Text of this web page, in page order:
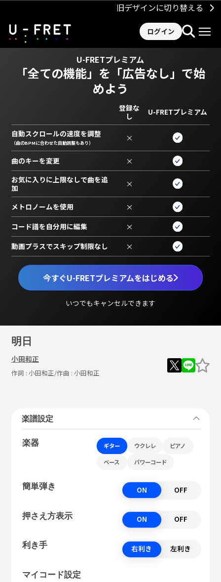
旧デザインに切り替える
ログイン
U-FRETプレミアム
「全ての機能」を 「広告なし」で始
めよう
今すぐU-FRETプレミアムをはじめる
いつでもキャンセルできます
登録な
し
U-FRETプレミアム
自動スクロールの速度を調整
（曲のBPMに合わせた自動調整もあり） ×
曲のキーを変更 ×
お気に入りに上限なしで曲を追
加
×
メトロノームを使用 ×
コード譜を自分用に編集 ×
動画プラスでスキップ制限なし ×
明日
小田和正
作詞 : 小田和正/作曲 : 小田和正
楽譜設定
楽器 ギター ウクレレ ピアノ
ベース パワーコード
簡単弾き ON OFF
押さえ方表示 ON OFF
利き手 右利き 左利き
マイコード設定